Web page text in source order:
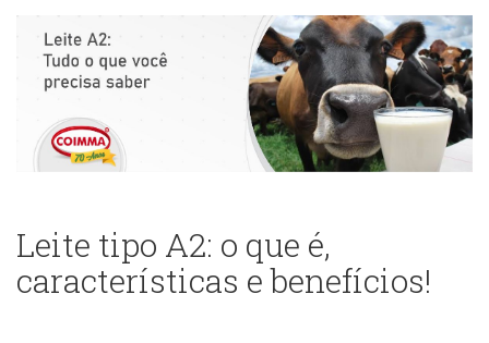
Leite tipo A2: o que é,
características e benefícios!